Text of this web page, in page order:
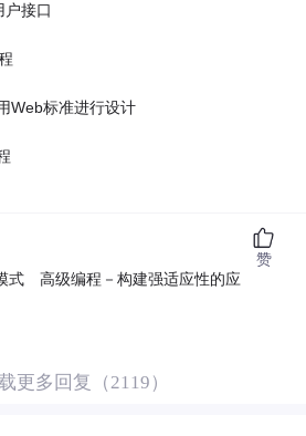
接口
Web标准进行设计
式 高级编程－构建强适应性的应
赞
更多回复（2119）